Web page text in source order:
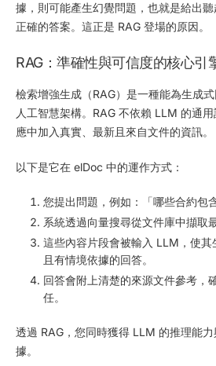
據，則可能產生幻覺問題，也就是給出
正確的答案。這正是 RAG 登場的原因。
RAG：準確性與可信度的核心引
檢索增強生成（RAG）是一種能為生成
人工智慧架構。RAG 不依賴 LLM 的通
應中加入真實、最新且來自文件的資訊。
以下是它在 elDoc 中的運作方式：
您提出問題，例如：「哪些合約包
系統透過向量搜尋從文件庫中擷取
這些內容片段會被輸入 LLM，使
且有情境依據的回答。
回答會附上清楚的來源文件參考，
任。
透過 RAG，您同時獲得 LLM 的推理能
據。